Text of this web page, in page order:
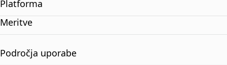
Platforma
Meritve
Področja uporabe